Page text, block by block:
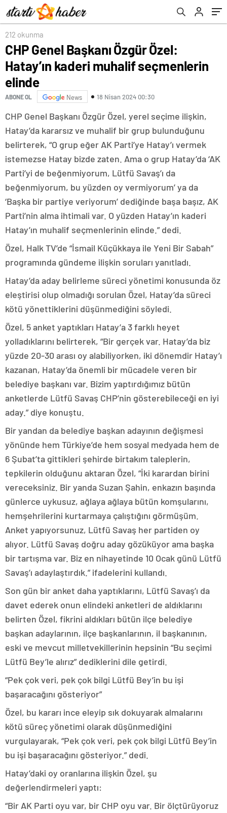
212 okunma
CHP Genel Başkanı Özgür Özel:
Hatay’ın kaderi muhalif seçmenlerin
elinde
ABONE OL News 18 Nisan 2024 00:30
CHP Genel Başkanı Özgür Özel, yerel seçime ilişkin,
Hatay’da kararsız ve muhalif bir grup bulunduğunu
belirterek, “O grup eğer AK Parti’ye Hatay’ı vermek
istemezse Hatay bizde zaten. Ama o grup Hatay’da ‘AK
Parti’yi de beğenmiyorum, Lütfü Savaş’ı da
beğenmiyorum, bu yüzden oy vermiyorum’ ya da
‘Başka bir partiye veriyorum’ dediğinde başa başız, AK
Parti’nin alma ihtimali var. O yüzden Hatay’ın kaderi
Hatay’ın muhalif seçmenlerinin elinde.” dedi.
Özel, Halk TV’de “İsmail Küçükkaya ile Yeni Bir Sabah”
programında gündeme ilişkin soruları yanıtladı.
Hatay’da aday belirleme süreci yönetimi konusunda öz
eleştirisi olup olmadığı sorulan Özel, Hatay’da süreci
kötü yönettiklerini düşünmediğini söyledi.
Özel, 5 anket yaptıkları Hatay’a 3 farklı heyet
yolladıklarını belirterek, “Bir gerçek var. Hatay’da biz
yüzde 20-30 arası oy alabiliyorken, iki dönemdir Hatay’ı
kazanan, Hatay’da önemli bir mücadele veren bir
belediye başkanı var. Bizim yaptırdığımız bütün
anketlerde Lütfü Savaş CHP’nin gösterebileceği en iyi
aday.” diye konuştu.
Bir yandan da belediye başkan adayının değişmesi
yönünde hem Türkiye’de hem sosyal medyada hem de
6 Şubat’ta gittikleri şehirde birtakım taleplerin,
tepkilerin olduğunu aktaran Özel, “İki karardan birini
vereceksiniz. Bir yanda Suzan Şahin, enkazın başında
günlerce uykusuz, ağlaya ağlaya bütün komşularını,
hemşehrilerini kurtarmaya çalıştığını görmüşüm.
Anket yapıyorsunuz, Lütfü Savaş her partiden oy
alıyor. Lütfü Savaş doğru aday gözüküyor ama başka
bir tartışma var. Biz en nihayetinde 10 Ocak günü Lütfü
Savaş’ı adaylaştırdık.” ifadelerini kullandı.
Son gün bir anket daha yaptıklarını, Lütfü Savaş’ı da
davet ederek onun elindeki anketleri de aldıklarını
belirten Özel, fikrini aldıkları bütün ilçe belediye
başkan adaylarının, ilçe başkanlarının, il başkanının,
eski ve mevcut milletvekillerinin hepsinin “Bu seçimi
Lütfü Bey’le alırız” dediklerini dile getirdi.
“Pek çok veri, pek çok bilgi Lütfü Bey’in bu işi
başaracağını gösteriyor”
Özel, bu kararı ince eleyip sık dokuyarak almalarını
kötü süreç yönetimi olarak düşünmediğini
vurgulayarak, “Pek çok veri, pek çok bilgi Lütfü Bey’in
bu işi başaracağını gösteriyor.” dedi.
Hatay’daki oy oranlarına ilişkin Özel, şu
değerlendirmeleri yaptı:
“Bir AK Parti oyu var, bir CHP oyu var. Bir ölçtürüyoruz
Engellenmeli, Kamuda Diş Hekimi İstihdamı
Arttırılmalıdır”